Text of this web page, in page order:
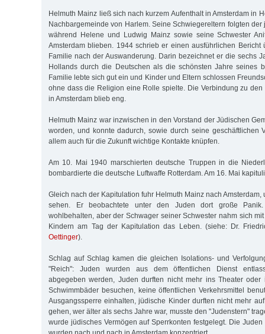
Helmuth Mainz ließ sich nach kurzem Aufenthalt in Amsterdam in
Nachbargemeinde von Harlem. Seine Schwiegereltern folgten
während Helene und Ludwig Mainz sowie seine Schwester
Amsterdam blieben. 1944 schrieb er einen ausführlichen Bericht
Familie nach der Auswanderung. Darin bezeichnet er die sechs
Hollands durch die Deutschen als die schönsten Jahre seines
Familie lebte sich gut ein und Kinder und Eltern schlossen
ohne dass die Religion eine Rolle spielte. Die Verbindung zu den
in Amsterdam blieb eng.
Helmuth Mainz war inzwischen in den Vorstand der Jüdischen
worden, und konnte dadurch, sowie durch seine geschäftlichen
allem auch für die Zukunft wichtige Kontakte knüpfen.
Am 10. Mai 1940 marschierten deutsche Truppen in die
bombardierte die deutsche Luftwaffe Rotterdam. Am 16. Mai
Gleich nach der Kapitulation fuhr Helmuth Mainz nach Amsterdam,
sehen. Er beobachtete unter den Juden dort große
wohlbehalten, aber der Schwager seiner Schwester nahm sich
Kindern am Tag der Kapitulation das Leben. (siehe: Dr.
Oettinger).
Schlag auf Schlag kamen die gleichen Isolations- und
"Reich": Juden wurden aus dem öffentlichen Dienst
abgegeben werden, Juden durften nicht mehr ins Theater
Schwimmbäder besuchen, keine öffentlichen Verkehrsmittel
Ausgangssperre einhalten, jüdische Kinder durften nicht mehr
gehen, wer älter als sechs Jahre war, musste den "Judenstern"
wurde jüdisches Vermögen auf Sperrkonten festgelegt. Die